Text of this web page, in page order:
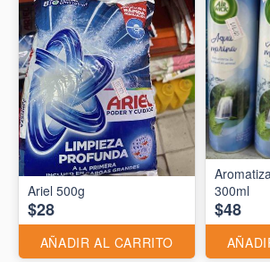
Ariel 500g
$28
AÑADIR AL CARRITO
300ml
$48